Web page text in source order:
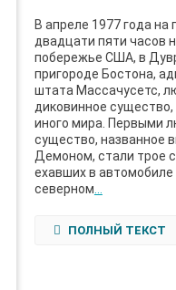
В апреле 1977 года
двадцати пяти часов
побережье США, в
пригороде Бостона,
штата Массачусетс,
диковинное
иного мира. Первыми
существо, названное
Демоном, стали трое
ехавших в
северном
ПОЛНЫЙ ТЕКСТ